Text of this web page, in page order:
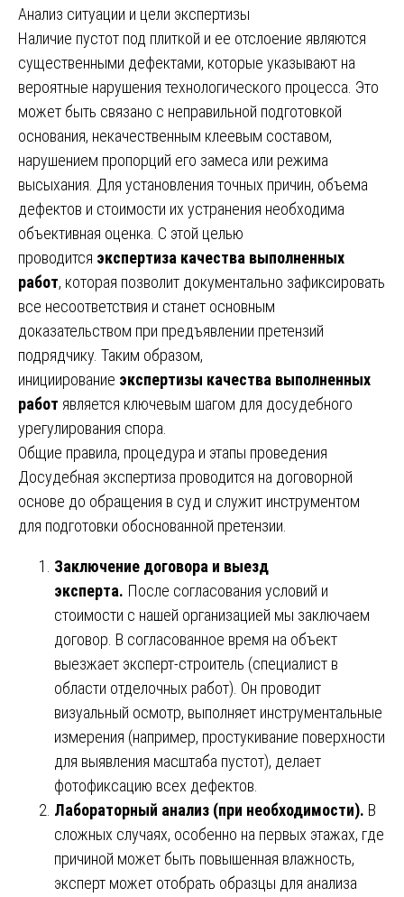
Анализ ситуации и цели экспертизы
Наличие пустот под плиткой и ее отслоение являются
существенными дефектами, которые указывают на
вероятные нарушения технологического процесса. Это
может быть связано с неправильной подготовкой
основания, некачественным клеевым составом,
нарушением пропорций его замеса или режима
высыхания. Для установления точных причин, объема
дефектов и стоимости их устранения необходима
объективная оценка. С этой целью
проводится экспертиза качества выполненных
работ, которая позволит документально зафиксировать
все несоответствия и станет основным
доказательством при предъявлении претензий
подрядчику. Таким образом,
инициирование экспертизы качества выполненных
работ является ключевым шагом для досудебного
урегулирования спора.
Общие правила, процедура и этапы проведения
Досудебная экспертиза проводится на договорной
основе до обращения в суд и служит инструментом
для подготовки обоснованной претензии.
Заключение договора и выезд
эксперта. После согласования условий и
стоимости с нашей организацией мы заключаем
договор. В согласованное время на объект
выезжает эксперт-строитель (специалист в
области отделочных работ). Он проводит
визуальный осмотр, выполняет инструментальные
измерения (например, простукивание поверхности
для выявления масштаба пустот), делает
фотофиксацию всех дефектов.
Лабораторный анализ (при необходимости). В
сложных случаях, особенно на первых этажах, где
причиной может быть повышенная влажность,
эксперт может отобрать образцы для анализа